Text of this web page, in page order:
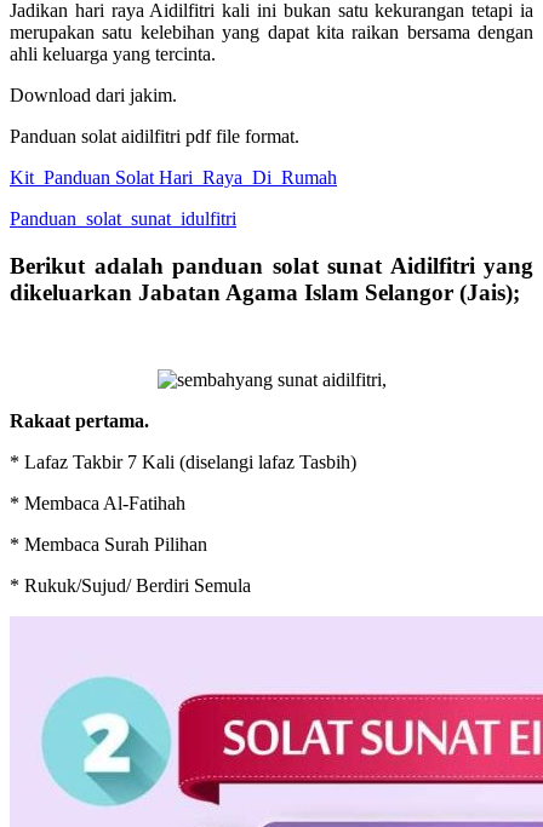
Jadikan hari raya Aidilfitri kali ini bukan satu kekurangan tetapi ia
merupakan satu kelebihan yang dapat kita raikan bersama dengan
ahli keluarga yang tercinta.
Download dari jakim.
Panduan solat aidilfitri pdf file format.
Kit_Panduan Solat Hari_Raya_Di_Rumah
Panduan_solat_sunat_idulfitri
Berikut adalah panduan solat sunat Aidilfitri yang
dikeluarkan Jabatan Agama Islam Selangor (Jais);
Rakaat pertama.
* Lafaz Takbir 7 Kali (diselangi lafaz Tasbih)
* Membaca Al-Fatihah
* Membaca Surah Pilihan
* Rukuk/Sujud/ Berdiri Semula